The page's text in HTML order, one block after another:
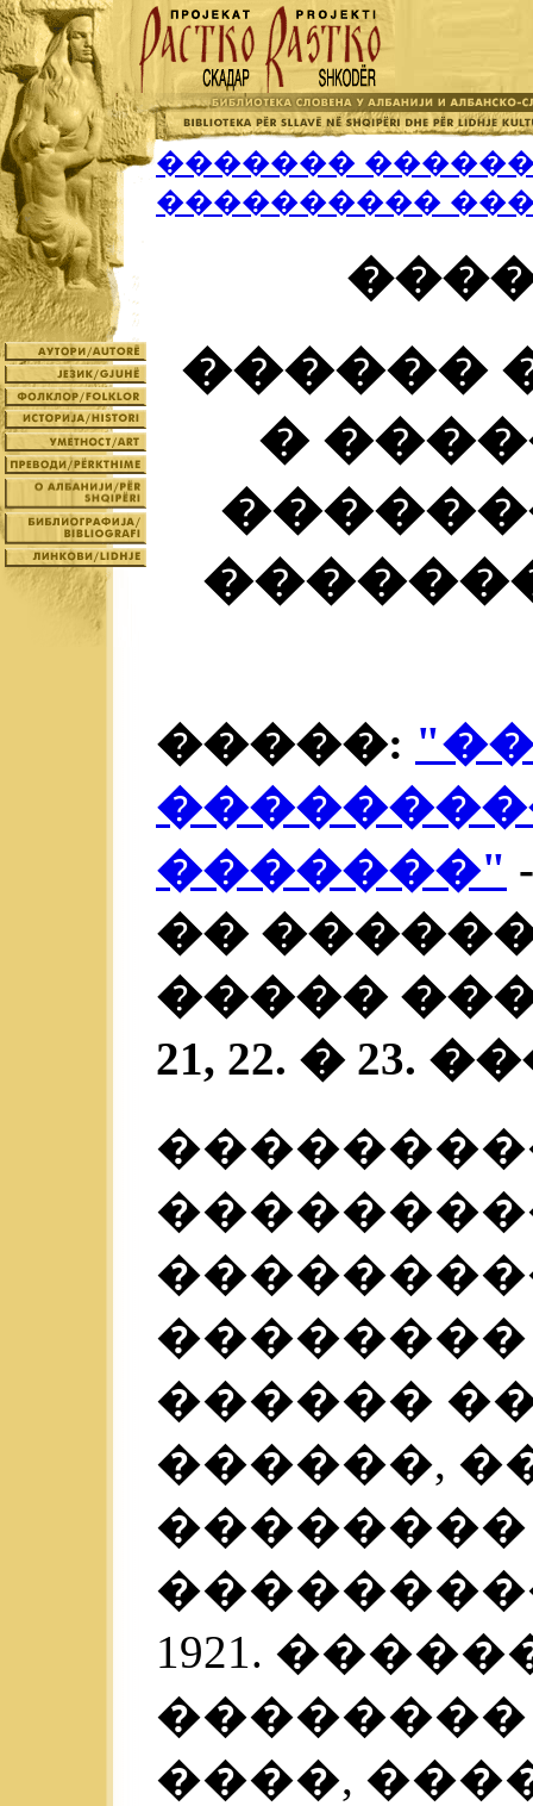
�������
����������
������
�
�����:
�������"
��
�����
21, 22. � 23.
��������
������
������,
1921.
����,